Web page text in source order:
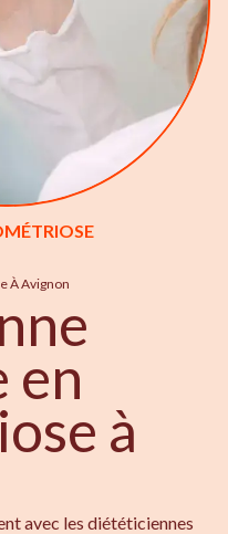
À Avignon
en
à
avec les diététiciennes